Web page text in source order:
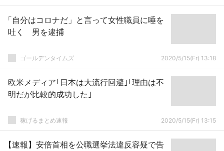
「自分はコロナだ」と言って女性職員に唾を
吐く 男を逮捕
ゴールデンタイムズ 2020/5/15(Fr) 13:18
欧米メディア｢日本は大流行回避｣｢理由は不
明だが比較的成功した｣
稼げるまとめ速報 2020/5/15(Fr) 13:15
【速報】安倍首相を公職選挙法違反容疑で告